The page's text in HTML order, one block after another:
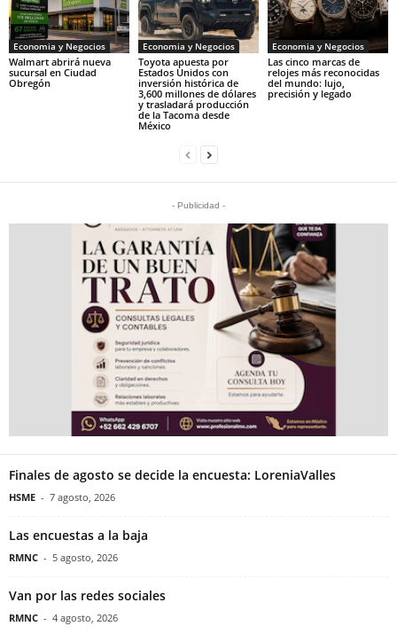
Economia y Negocios
Walmart abrirá nueva
sucursal en Ciudad
Obregón
Economia y Negocios
Toyota apuesta por
Estados Unidos con
inversión histórica de
3,600 millones de dólares
y trasladará producción
de la Tacoma desde
México
Economia y Negocios
Las cinco marcas de
relojes más reconocidas
del mundo: lujo,
precisión y legado
- Publicidad -
Finales de agosto se decide la encuesta: LoreniaValles
HSME - 7 agosto, 2026
Las encuestas a la baja
RMNC - 5 agosto, 2026
Van por las redes sociales
RMNC - 4 agosto, 2026